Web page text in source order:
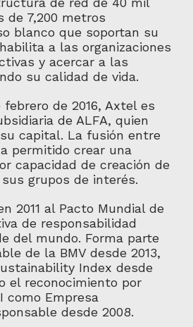
de 7,200 metros
blanco que soportan su
a las organizaciones
y acercar a las
su calidad de vida.
de 2016, Axtel es
de ALFA, quien
capital. La fusión entre
permitido crear una
capacidad de creación de
grupos de interés.
2011 al Pacto Mundial de
de responsabilidad
del mundo. Forma parte
de la BMV desde 2013,
Index desde
el reconocimiento por
como Empresa
desde 2008.